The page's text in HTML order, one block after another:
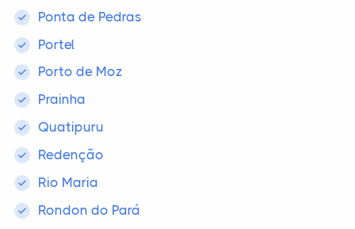
Ponta de Pedras
Portel
Porto de Moz
Prainha
Quatipuru
Redenção
Rio Maria
Rondon do Pará